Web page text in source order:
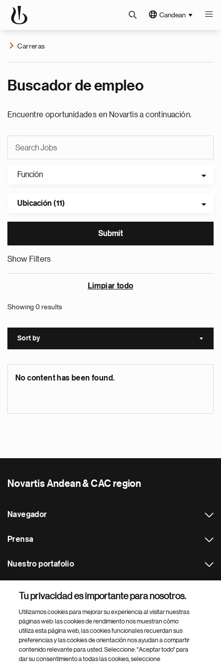
Candean
Carreras
Buscador de empleo
Encuentre oportunidades en Novartis a continuación.
Función
Ubicación (11)
Show Filters
Limpiar todo
Showing 0 results
Sort by Sort
No content has been found.
Novartis Andean & CAC region
Navegador
Prensa
Nuestro portafolio
Footer Site Search
Tu privacidad es importante para nosotros.
Utilizamos cookies para mejorar su experiencia al visitar nuestras
páginas web: las cookies de rendimiento nos muestran cómo
utiliza esta página web, las cookies funcionales recuerdan sus
preferencias y las cookies de orientación nos ayudan a compartir
contenido relevante para usted. Seleccione: "Aceptar todo" para
dar su consentimiento a todas las cookies, seleccione